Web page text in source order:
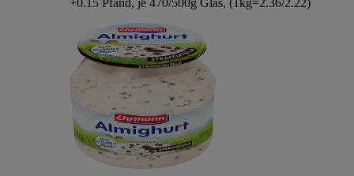
+0.15 Pfand, je 470/500g Glas, (1kg=2.36/2.22)